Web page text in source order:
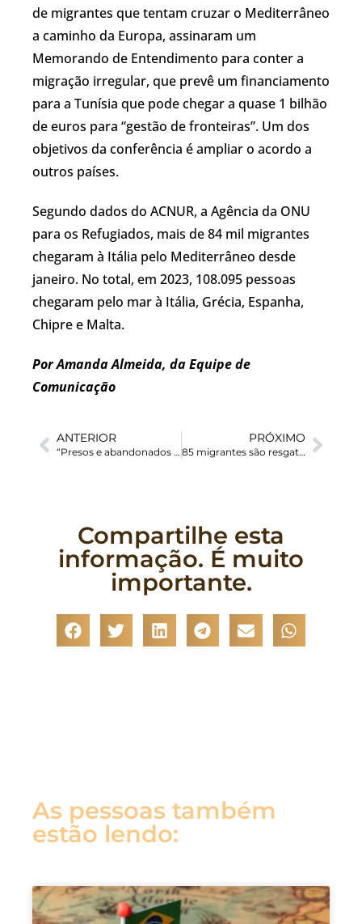
de migrantes que tentam cruzar o Mediterrâneo
a caminho da Europa, assinaram um
Memorando de Entendimento para conter a
migração irregular, que prevê um financiamento
para a Tunísia que pode chegar a quase 1 bilhão
de euros para “gestão de fronteiras”. Um dos
objetivos da conferência é ampliar o acordo a
outros países.
Segundo dados do ACNUR, a Agência da ONU
para os Refugiados, mais de 84 mil migrantes
chegaram à Itália pelo Mediterrâneo desde
janeiro. No total, em 2023, 108.095 pessoas
chegaram pelo mar à Itália, Grécia, Espanha,
Chipre e Malta.
Por Amanda Almeida, da Equipe de
Comunicação
ANTERIOR
“Presos e abandonados em áreas desérticas”: Papa Francisco faz apelo em apoio a migrantes
PRÓXIMO
85 migrantes são resgatados nas Ilhas Canárias, entre eles um morto
Compartilhe esta
informação. É muito
importante.
As pessoas também
estão lendo: